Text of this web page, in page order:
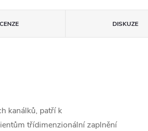
DISKUZE
kanálků, patří k
třídimenzionální zaplnění